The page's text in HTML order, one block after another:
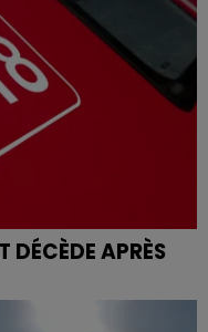
DÉCÈDE APRÈS